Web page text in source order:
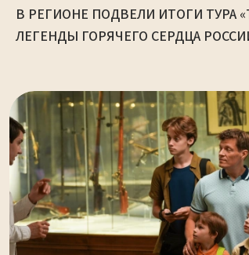
В РЕГИОНЕ ПОДВЕЛИ ИТОГИ ТУРА
ЛЕГЕНДЫ ГОРЯЧЕГО СЕРДЦА